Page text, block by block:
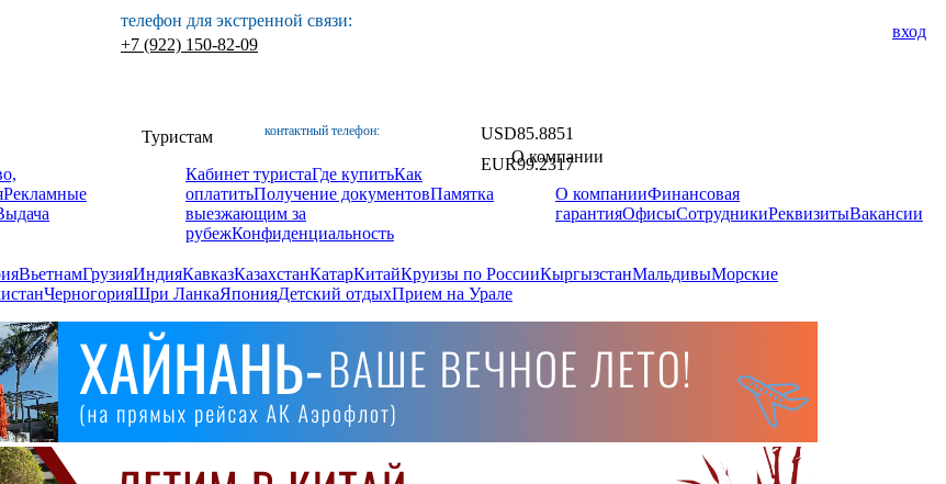
вход
телефон для экстренной связи:
+7 (922) 150-82-09
контактный телефон: USD85.8851
EUR99.2317
Рекламные
Туристам
Кабинет туристаГде купитьКак
оплатитьПолучение документовПамятка
выезжающим за
рубежКонфиденциальность
О компании
О компанииФинансовая
гарантияОфисыСотрудникиРеквизитыВакансии
ВьетнамГрузияИндияКавказКазахстанКатарКитайКруизы по РоссииКыргызстанМальдивыМорские
ЧерногорияШри ЛанкаЯпонияДетский отдыхПрием на Урале